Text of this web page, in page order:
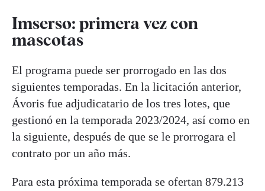
Imserso: primera vez con
mascotas
El programa puede ser prorrogado en las dos
siguientes temporadas. En la licitación anterior,
Ávoris fue adjudicatario de los tres lotes, que
gestionó en la temporada 2023/2024, así como en
la siguiente, después de que se le prorrogara el
contrato por un año más.
Para esta próxima temporada se ofertan 879.213